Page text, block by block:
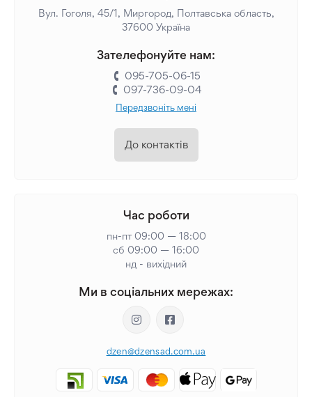
Вул. Гоголя, 45/1, Миргород, Полтавська область,
37600 Україна
Зателефонуйте нам:
095-705-06-15
097-736-09-04
Передзвоніть мені
До контактів
Час роботи
пн-пт 09:00 — 18:00
сб 09:00 — 16:00
нд - вихідний
Ми в соціальних мережах:
dzen@dzensad.com.ua